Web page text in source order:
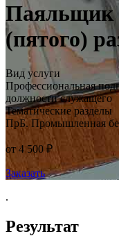
Паяльщик
(пятого)
Вид услуги
Профессиональная
должности служащего
Тематические разделы
ПрБ. Промышленная
от 4 500 ₽
Заказать
.
Результат